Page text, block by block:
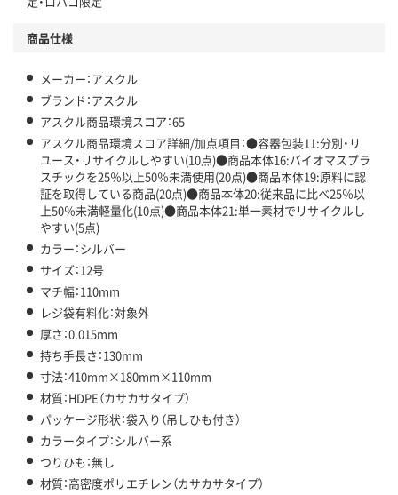
商品仕様
メーカー：アスクル
ブランド：アスクル
アスクル商品環境スコア：65
アスクル商品環境スコア詳細/加点項目：●容器包装11:分別・リ
ユース・リサイクルしやすい(10点)●商品本体16:バイオマスプラ
スチックを25％以上50％未満使用(20点)●商品本体19:原料に認
証を取得している商品(20点)●商品本体20:従来品に比べ25％以
上50％未満軽量化(10点)●商品本体21:単一素材でリサイクルし
やすい(5点)
カラー：シルバー
サイズ：12号
マチ幅：110mm
レジ袋有料化：対象外
厚さ：0.015mm
持ち手長さ：130mm
寸法：410mm×180mm×110mm
材質：HDPE（カサカサタイプ）
パッケージ形状：袋入り（吊しひも付き）
カラータイプ：シルバー系
つりひも：無し
材質：高密度ポリエチレン（カサカサタイプ）